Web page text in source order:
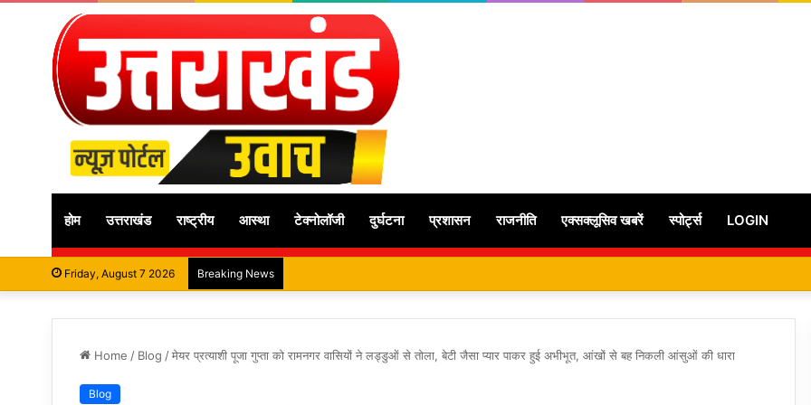
होम उत्तराखंड राष्ट्रीय आस्था टेक्नोलॉजी दुर्घटना प्रशासन राजनीति एक्सक्लूसिव खबरें स्पोर्ट्स LOGIN
Friday, August 7 2026 Breaking News
Home / Blog /मेयर प्रत्याशी पूजा गुप्ता को रामनगर वासियों ने लड्डुओं से तोला, बेटी जैसा प्यार पाकर हुई अभीभूत, आंखों से बह निकली आंसुओं की धारा
Blog